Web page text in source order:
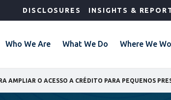
DISCLOSURES INSIGHTS &
Who We Are What We Do Where We